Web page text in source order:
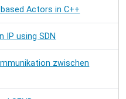
based Actors in C++
IP using SDN
zwischen